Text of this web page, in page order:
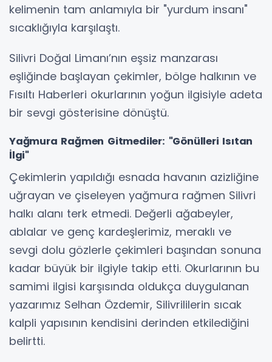
kelimenin tam anlamıyla bir "yurdum insanı"
sıcaklığıyla karşılaştı.
Silivri Doğal Limanı’nın eşsiz manzarası
eşliğinde başlayan çekimler, bölge halkının ve
Fısıltı Haberleri okurlarının yoğun ilgisiyle adeta
bir sevgi gösterisine dönüştü.
Yağmura Rağmen Gitmediler: "Gönülleri Isıtan
İlgi"
Çekimlerin yapıldığı esnada havanın azizliğine
uğrayan ve çiseleyen yağmura rağmen Silivri
halkı alanı terk etmedi. Değerli ağabeyler,
ablalar ve genç kardeşlerimiz, meraklı ve
sevgi dolu gözlerle çekimleri başından sonuna
kadar büyük bir ilgiyle takip etti. Okurlarının bu
samimi ilgisi karşısında oldukça duygulanan
yazarımız Selhan Özdemir, Silivrililerin sıcak
kalpli yapısının kendisini derinden etkilediğini
belirtti.